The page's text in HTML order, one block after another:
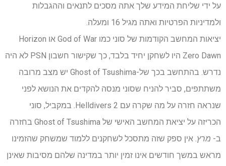
על ידי שליחת המידע שלך אתה מסכים לתנאים וההגבלות
ולמדיניות הפרטיות ואתה מגיל 16 ומעלה.
יציאות המחשב הקודמות של סוני כמו God of War או Horizon
Zero Dawn היו לשחקן יחיד בלבד, כך שקישור חשבון PSN לא היה
נדרש. בהתחשב בכך של-Ghost of Tsushima יש מצב מרובה
משתתפים, סביר להניח שסוני מנסה להקדים את הנושא לפני
שנראה חזרה על מה שקרה עם Helldivers 2. במקביל, סוני
הכריזה על יציאת המחשב האישי של Ghost of Tsushima בחזרה
ב- מרץ. אין ספק שזה מתסכל לשחקנים ללמוד שמשחק שהזמינו
מראש במשך חודשים אינו זמין יותר במדינה שלהם מסיבות שאינן